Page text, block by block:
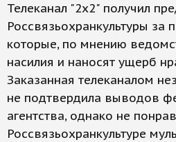
Телеканал "2х2" получил
Россвязьохранкультуры за
которые, по мнению
насилия и наносят ущерб
Заказанная телеканалом
не подтвердила выводов
агентства, однако не
Россвязьохранкультуре